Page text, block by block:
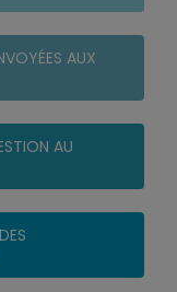
AUX
AU